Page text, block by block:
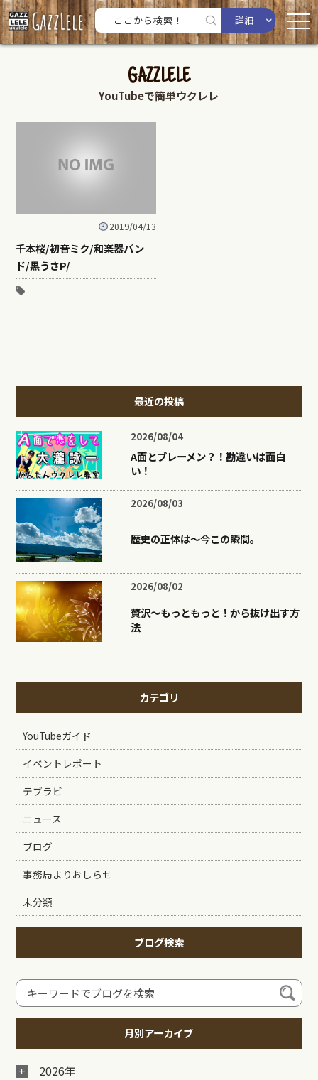
詳細
GAZZLELE
YouTubeで簡単ウクレレ
2019/04/13
千本桜/初音ミク/和楽器バン
ド/黒うさP/
最近の投稿
2026/08/04
A面とブレーメン？！勘違いは面白
い！
2026/08/03
歴史の正体は〜今この瞬間。
2026/08/02
贅沢〜もっともっと！から抜け出す方
法
カテゴリ
YouTubeガイド
イベントレポート
テブラビ
ニュース
ブログ
事務局よりおしらせ
未分類
ブログ検索
月別アーカイブ
2026年